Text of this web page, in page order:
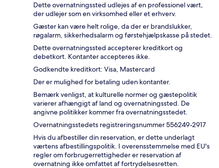
Dette overnatningssted udlejes af en professionel vært,
der udlejer som en virksomhed eller et erhverv.
Gæster kan være helt rolige, da der er brandslukker,
røgalarm, sikkerhedsalarm og førstehjælpskasse på stedet.
Dette overnatningssted accepterer kreditkort og
debetkort. Kontanter accepteres ikke.
Godkendte kreditkort: Visa, Mastercard
Der er mulighed for betaling uden kontanter.
Bemærk venligst, at kulturelle normer og gæstepolitik
varierer afhængigt af land og overnatningssted. De
angivne politikker kommer fra overnatningsstedet.
Overnatningsstedets registreringsnummer 556249-2917
Hvis du afbestiller din reservation, er dette underlagt
værtens afbestillingspolitik. I overensstemmelse med EU's
regler om forbrugerrettigheder er reservation af
overnatning ikke omfattet af fortrydelsesretten.